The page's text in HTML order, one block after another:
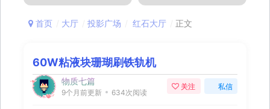
首页 大厅 投影广场 红石大厅 正文
60W粘液块珊瑚刷铁轨机
物质七篇
9个月前更新 634次阅读
关注 私信